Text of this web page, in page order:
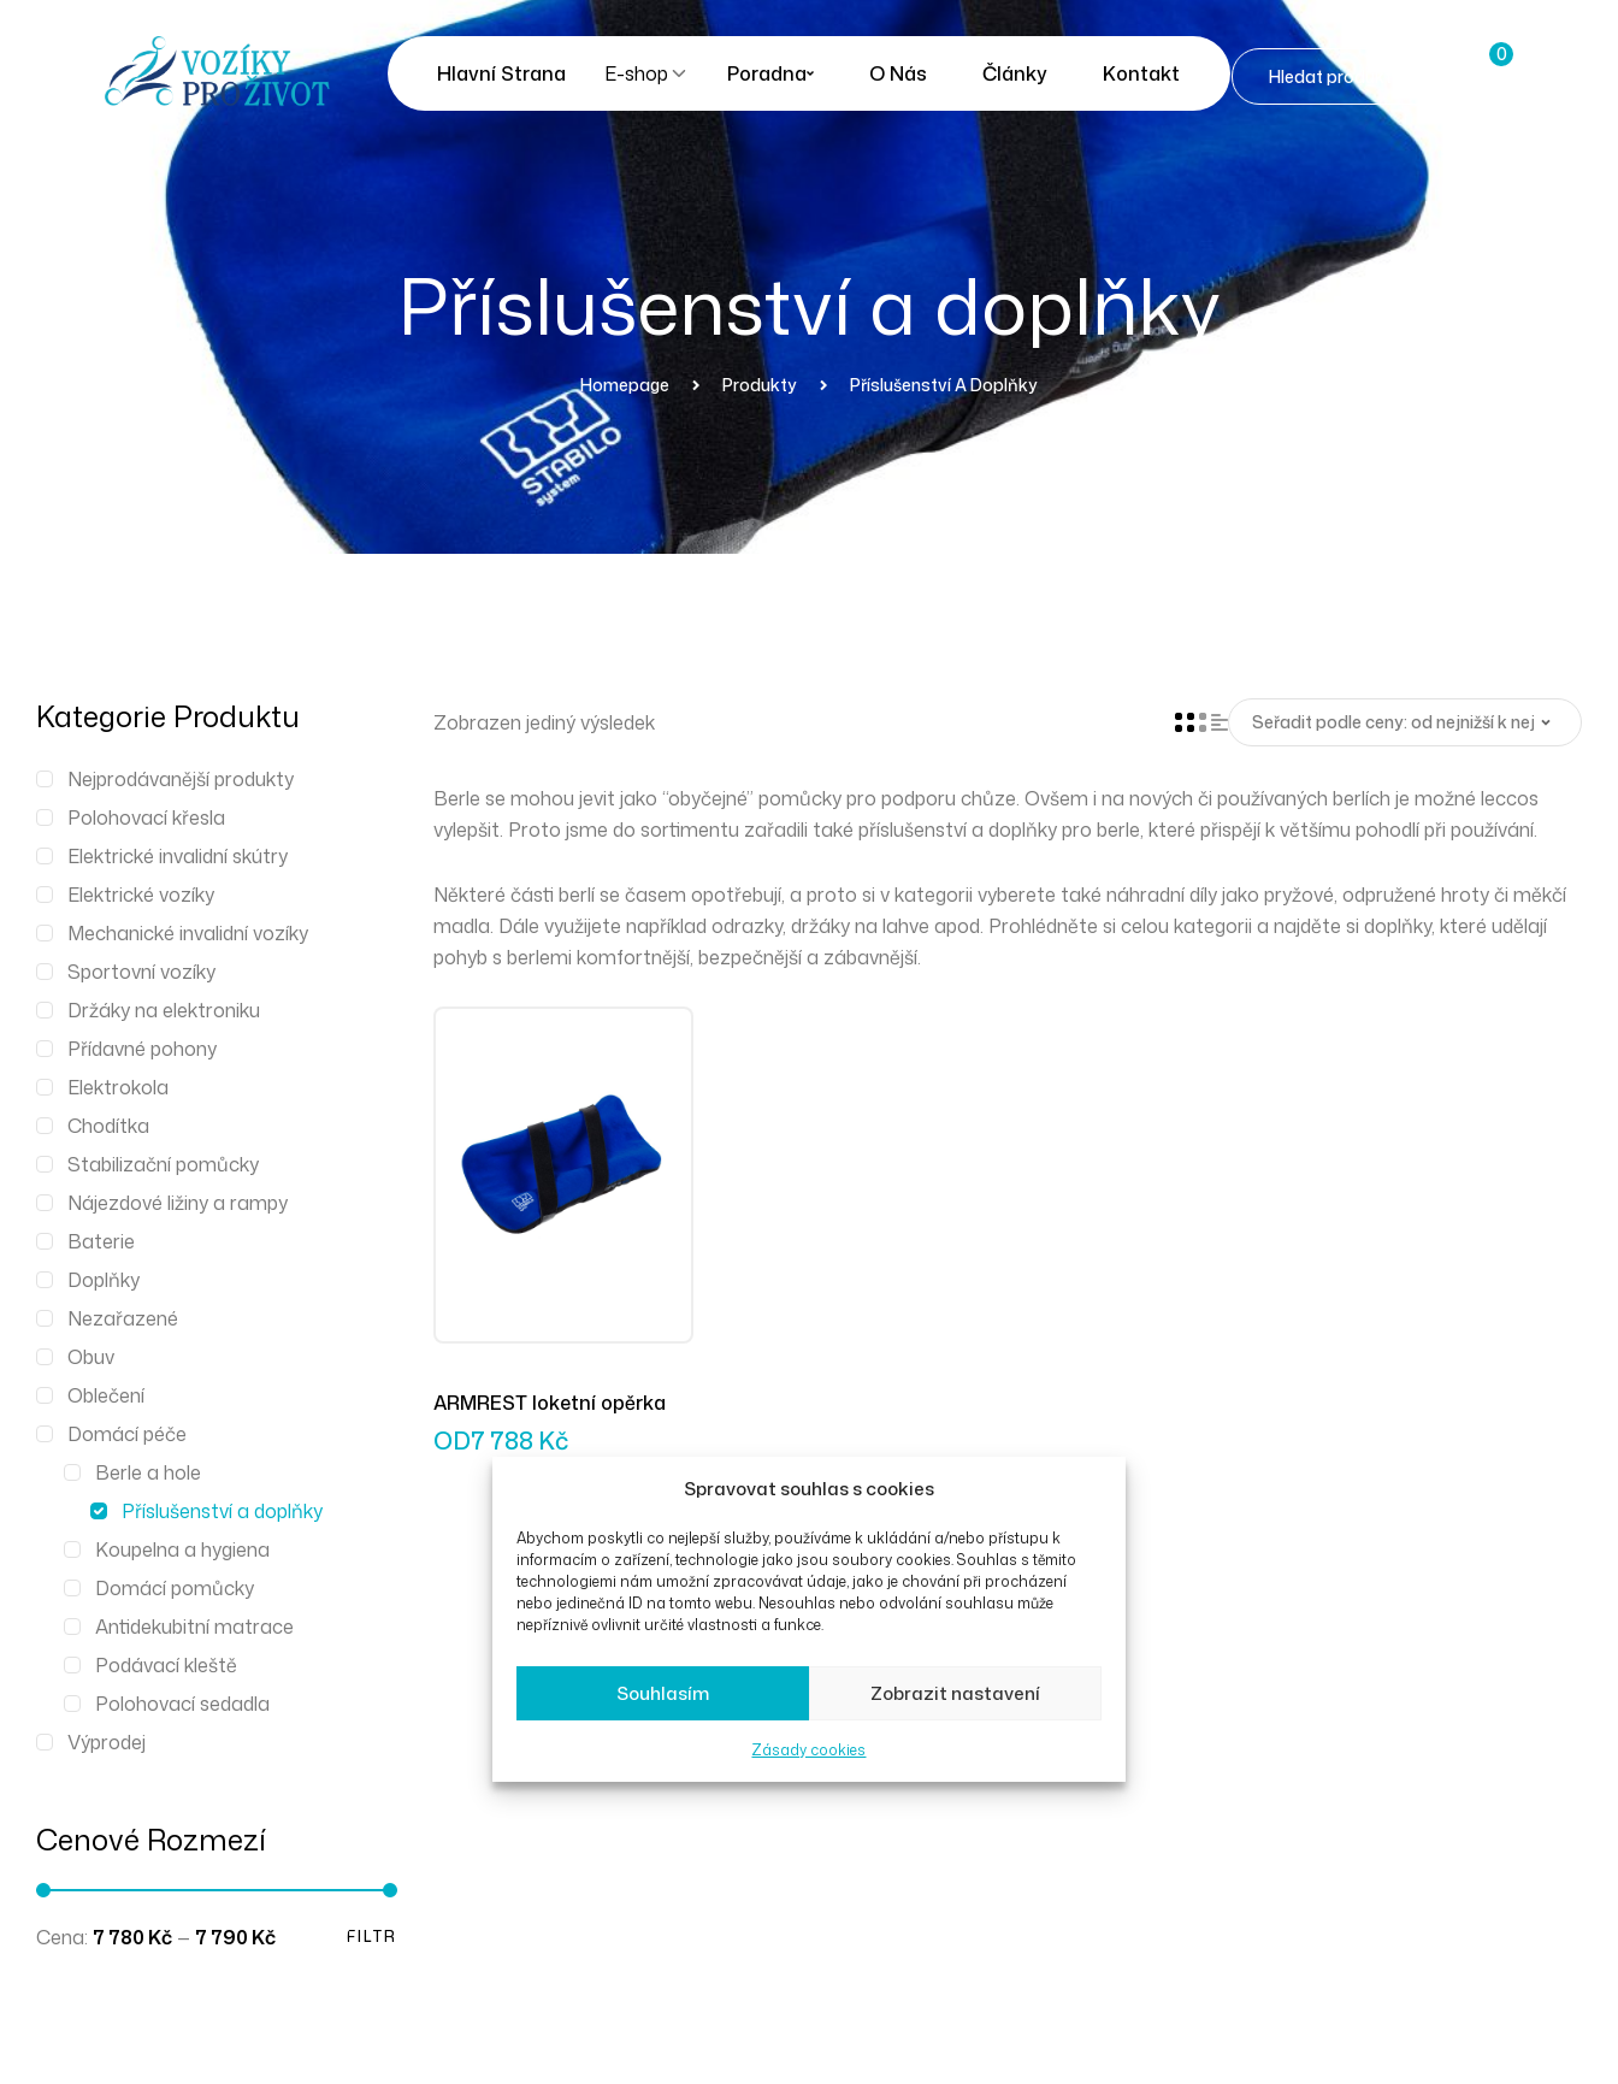
Spravovat souhlas s cookies
Abychom poskytli co nejlepší služby, používáme k ukládání a/nebo přístupu k
informacím o zařízení, technologie jako jsou soubory cookies. Souhlas s těmito
technologiemi nám umožní zpracovávat údaje, jako je chování při procházení
nebo jedinečná ID na tomto webu. Nesouhlas nebo odvolání souhlasu může
nepříznivě ovlivnit určité vlastnosti a funkce.
Souhlasím Zobrazit nastavení
Zásady cookies
Hlavní Strana E-shop Poradna O Nás Články Kontakt
0
Příslušenství a doplňky
Homepage Produkty Příslušenství A Doplňky
Zobrazen jediný výsledek
Berle se mohou jevit jako “obyčejné” pomůcky pro podporu chůze. Ovšem i na nových či používaných berlích je možné leccos
vylepšit. Proto jsme do sortimentu zařadili také příslušenství a doplňky pro berle, které přispějí k většímu pohodlípři používání.
Některé části berlí se časem opotřebují, a proto si v kategorii vyberete také náhradní díly jako pryžové, odpružené hroty či měkčí
madla. Dále využijete například odrazky, držáky na lahve apod. Prohlédněte si celou kategorii a najděte si doplňky, které udělají
pohyb s berlemi komfortnější, bezpečnějšía zábavnější.
ARMREST loketní opěrka
OD7 788 Kč
Kategorie Produktu
Nejprodávanější produkty
Polohovací křesla
Elektrické invalidní skútry
Elektrické vozíky
Mechanické invalidní vozíky
Sportovní vozíky
Držáky na elektroniku
Přídavné pohony
Elektrokola
Chodítka
Stabilizační pomůcky
Nájezdové ližiny a rampy
Baterie
Doplňky
Nezařazené
Obuv
Oblečení
Domácí péče
Berle a hole
Příslušenství a doplňky
Koupelna a hygiena
Domácí pomůcky
Antidekubitní matrace
Podávací kleště
Polohovací sedadla
Výprodej
Cenové Rozmezí
FILTR
Cena: 7 780 Kč — 7 790 Kč